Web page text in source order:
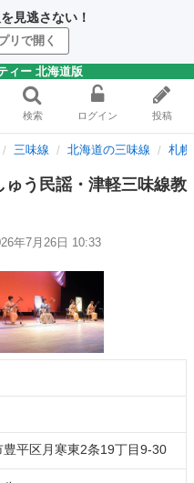
見逃さない！
リで開く
ィー 北海道版
検索 ログイン 投稿
三味線 北海道の三味線 札
う民謡・津軽三味線教
年7月26日 10:33
豊平区月寒東2条19丁目9-30